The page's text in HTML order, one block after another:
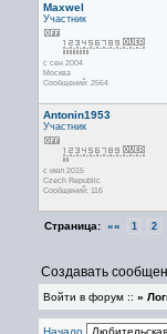
Maxwel
Участник
с сен 2004
Москва
Сообщений: 2564
Antonin1953
Участник
с июл 2015
Czech Republic
Сообщений: 116
Страница: «« 1 2
Создавать
Войти в форум :: »
Начало